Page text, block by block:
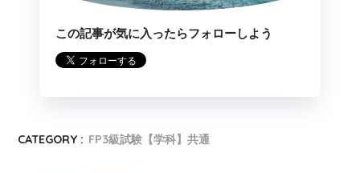
この記事が気に入ったらフォローしよう
CATEGORY : FP3級試験【学科】共通